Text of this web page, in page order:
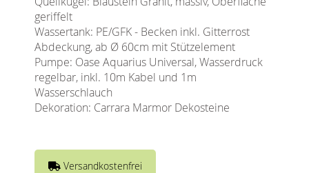
geriffelt
Wassertank: PE/GFK - Becken inkl. Gitterrost
Abdeckung, ab Ø 60cm mit Stützelement
Pumpe: Oase Aquarius Universal, Wasserdruck
regelbar, inkl. 10m Kabel und 1m
Wasserschlauch
Dekoration: Carrara Marmor Dekosteine
Versandkostenfrei